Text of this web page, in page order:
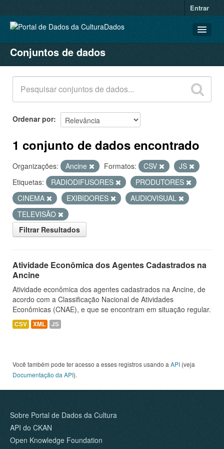
Entrar
CONJUNTOS DE DADOS
ORGANIZAÇÕES
GRUPOS
SOBRE
Conjuntos de dados
Ordenar por
1 conjunto de dados encontrado
Organizações: Ancine Formatos: CSV
JS
Etiquetas:
RADIODIFUSORES
PRODUTORES
CINEMA
EXIBIDORES
AUDIOVISUAL
TELEVISÃO
Filtrar Resultados
Atividade Econômica dos Agentes Cadastrados na
Ancine
Atividade econômica dos agentes cadastrados na Ancine, de
acordo com a Classificação Nacional de Atividades
Econômicas (CNAE), e que se encontram em situação regular.
CSV XML JS
Você também pode ter acesso a esses registros usando a API (veja
Documentação da API).
Sobre Portal de Dados da Cultura
API do CKAN
Open Knowledge Foundation